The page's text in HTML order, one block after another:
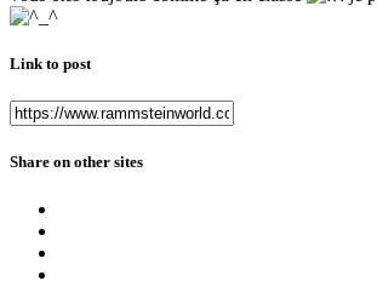
Link to post
Share on other sites